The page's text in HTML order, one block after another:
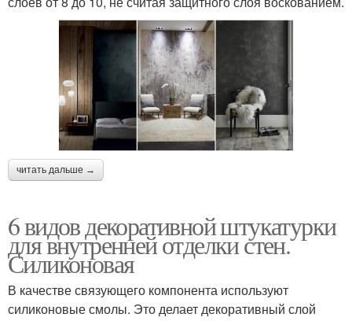
читать дальше →
6 видов декоративной штукатурки
для внутренней отделки стен.
Силиконовая
В качестве связующего компонента используют
силиконовые смолы. Это делает декоративный слой